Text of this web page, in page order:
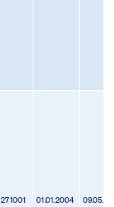
271001 01.01.2004